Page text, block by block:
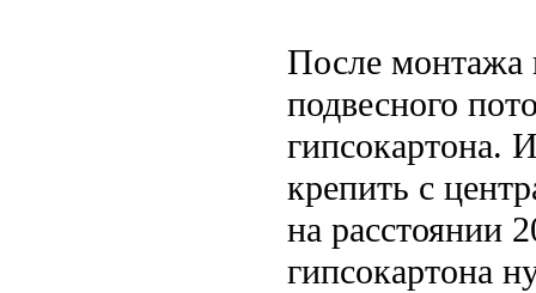
После монтажа
подвесного
гипсокартона.
крепить с
на расстоянии
гипсокартона